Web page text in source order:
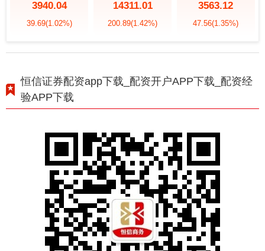
3940.04
39.69(1.02%)
14311.01
200.89(1.42%)
3563.12
47.56(1.35%)
恒信证券配资app下载_配资开户APP下载_配资经
验APP下载